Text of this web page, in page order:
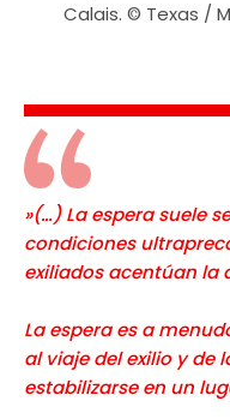
Calais. © Texas /
»(…) La espera suele
condiciones
exiliados acentúan la
La espera es a
al viaje del exilio y de
estabilizarse en un